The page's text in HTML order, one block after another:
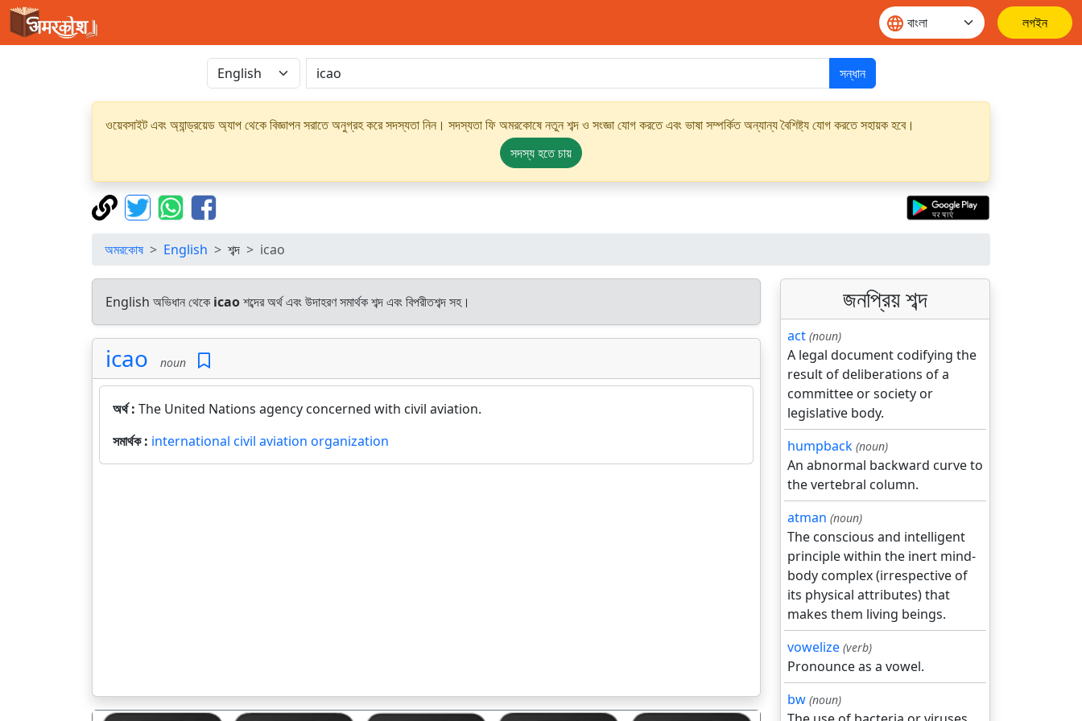
লগইন
সন্ধান
ওয়েবসাইট এবং অ্যান্ড্রয়েড অ্যাপ থেকে বিজ্ঞাপন সরাতে অনুগ্রহ করে সদস্যতা নিন। সদস্যতা ফি অমরকোষে নতুন শব্দ ও সংজ্ঞা যোগ করতে এবং ভাষা সম্পর্কিত অন্যান্য বৈশিষ্ট্য যোগ করতে সহায়ক হবে।
সদস্য হতে চায়
অমরকোষ English শব্দ icao
English অভিধান থেকে icaoশব্দের অর্থ এবং উদাহরণ সমার্থক শব্দ এবং বিপরীতশব্দ সহ।
icao noun
অর্থ : The United Nations agency concerned with civil aviation.
সমার্থক : international civil aviation organization
জনপ্রিয় শব্দ
act (noun)
A legal document codifying the
result of deliberations of a
committee or society or
legislative body.
humpback (noun)
An abnormal backward curve to
the vertebral column.
atman (noun)
The conscious and intelligent
principle within the inert mind-
body complex (irrespective of
its physical attributes) that
makes them living beings.
vowelize (verb)
Pronounce as a vowel.
bw (noun)